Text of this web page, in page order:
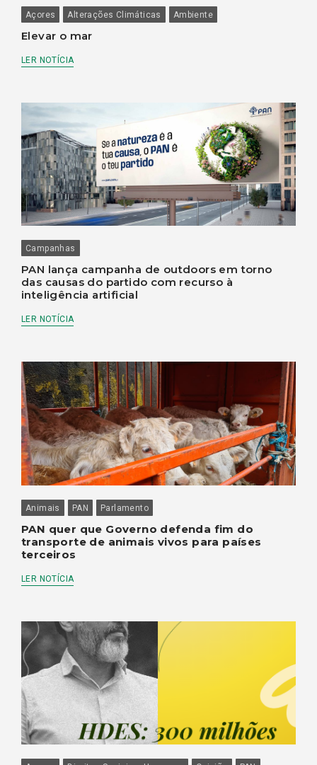
Açores Alterações Climáticas Ambiente
Elevar o mar
LER NOTÍCIA
Campanhas
PAN lança campanha de outdoors em torno
das causas do partido com recurso à
inteligência artificial
LER NOTÍCIA
Animais PAN Parlamento
PAN quer que Governo defenda fim do
transporte de animais vivos para países
terceiros
LER NOTÍCIA